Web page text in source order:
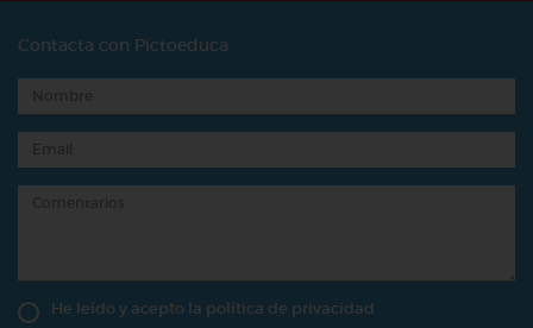
Contacta con Pictoeduca
He leído y acepto la política de privacidad